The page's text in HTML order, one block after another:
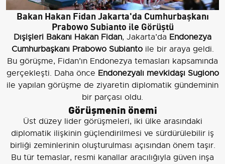
Bakan Hakan Fidan Jakarta'da Cumhurbaşkanı
Prabowo Subianto ile Görüştü
Dışişleri Bakanı Hakan Fidan, Jakarta’da Endonezya
Cumhurbaşkanı Prabowo Subiantoile bir araya geldi.
Bu görüşme, Fidan’ın Endonezya temasları kapsamında
gerçekleşti. Daha önce Endonezyalı mevkidaşı Sugiono
ile yapılan görüşme de ziyaretin diplomatik gündeminin
bir parçası oldu.
Görüşmenin önemi
Üst düzey lider görüşmeleri, iki ülke arasındaki
diplomatik ilişkinin güçlendirilmesi ve sürdürülebilir iş
birliği zeminlerinin oluşturulması açısından önem taşır.
Bu tür temaslar, resmi kanallar aracılığıyla güven inşa